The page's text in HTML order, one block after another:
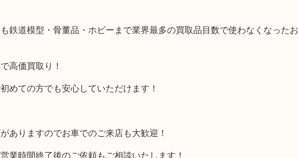
鉄道模型・骨董品・ホビーまで業界最多の買取品目数で使わなくなった
高価買取り！
めての方でも安心していただけます！
ありますのでお車でのご来店も大歓迎！
業時間終了後のご依頼もご相談いたします！